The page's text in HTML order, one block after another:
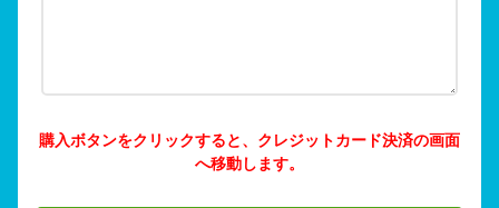
購入ボタンをクリックすると、クレジットカード決済の画面
へ移動します。